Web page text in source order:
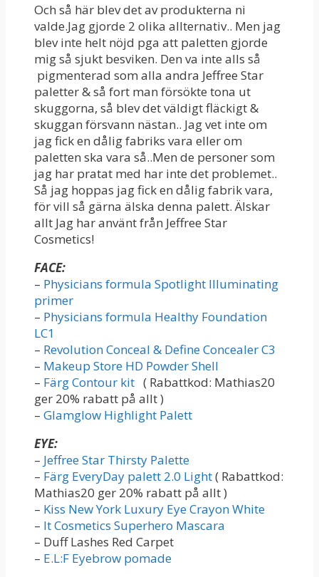
Och så här blev det av produkterna ni
valde.Jag gjorde 2 olika allternativ.. Men jag
blev inte helt nöjd pga att paletten gjorde
mig så sjukt besviken. Den va inte alls så
pigmenterad som alla andra Jeffree Star
paletter & så fort man försökte tona ut
skuggorna, så blev det väldigt fläckigt &
skuggan försvann nästan.. Jag vet inte om
jag fick en dålig fabriks vara eller om
paletten ska vara så..Men de personer som
jag har pratat med har inte det problemet..
Så jag hoppas jag fick en dålig fabrik vara,
för vill så gärna älska denna palett. Älskar
allt Jag har använt från Jeffree Star
Cosmetics!
FACE:
– Physicians formula Spotlight Illuminating
primer
– Physicians formula Healthy Foundation
LC1
– Revolution Conceal & Define Concealer C3
– Makeup Store HD Powder Shell
– Färg Contour kit ( Rabattkod: Mathias20
ger 20% rabatt på allt )
– Glamglow Highlight Palett
EYE:
– Jeffree Star Thirsty Palette
– Färg EveryDay palett 2.0 Light( Rabattkod:
Mathias20 ger 20% rabatt på allt )
– Kiss New York Luxury Eye Crayon White
– It Cosmetics Superhero Mascara
– Duff Lashes Red Carpet
– E.L:F Eyebrow pomade